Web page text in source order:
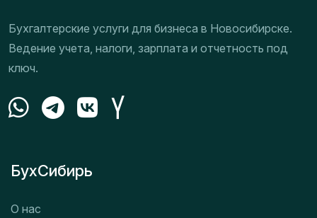
Бухгалтерские услуги для бизнеса в Новосибирске.
Ведение учета, налоги, зарплата и отчетность под
ключ.
БухСибирь
О нас